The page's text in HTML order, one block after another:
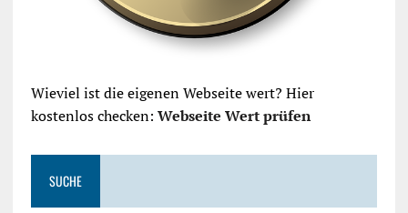
Wieviel ist die eigenen Webseite wert? Hier
kostenlos checken: Webseite Wert prüfen
SUCHE